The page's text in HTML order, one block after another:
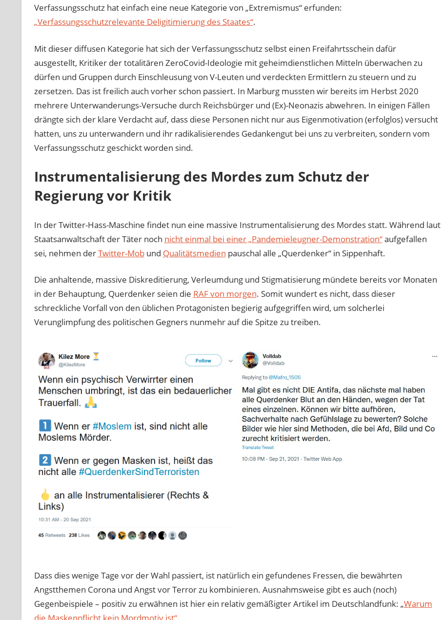
Verfassungsschutz hat einfach eine neue Kategorie von „Extremismus“ erfunden:
„Verfassungsschutzrelevante Deligitimierung des Staates“.
Mit dieser diffusen Kategorie hat sich der Verfassungsschutz selbst einen Freifahrtsschein dafür
ausgestellt, Kritiker der totalitären ZeroCovid-Ideologie mit geheimdienstlichen Mitteln überwachen zu
dürfen und Gruppen durch Einschleusung von V-Leuten und verdeckten Ermittlern zu steuern und zu
zersetzen. Das ist freilich auch vorher schon passiert. In Marburg mussten wir bereits im Herbst 2020
mehrere Unterwanderungs-Versuche durch Reichsbürger und (Ex)-Neonazis abwehren. In einigen Fällen
drängte sich der klare Verdacht auf, dass diese Personen nicht nur aus Eigenmotivation (erfolglos) versucht
hatten, uns zu unterwandern und ihr radikalisierendes Gedankengut bei uns zu verbreiten, sondern vom
Verfassungsschutz geschickt worden sind.
Instrumentalisierung des Mordes zum Schutz der
Regierung vor Kritik
In der Twitter-Hass-Maschine findet nun eine massive Instrumentalisierung des Mordes statt. Während laut
Staatsanwaltschaft der Täter noch nicht einmal bei einer „Pandemieleugner-Demonstration“aufgefallen
sei, nehmen derTwitter-Mobund Qualitätsmedien pauschal alle „Querdenker“ in Sippenhaft.
Die anhaltende, massive Diskreditierung, Verleumdung und Stigmatisierung mündete bereits vor Monaten
in der Behauptung, Querdenker seien die RAF von morgen. Somit wundert es nicht, dass dieser
schreckliche Vorfall von den üblichen Protagonisten begierig aufgegriffen wird, um solcherlei
Verunglimpfung des politischen Gegners nunmehr auf die Spitze zu treiben.
Dass dies wenige Tage vor der Wahl passiert, ist natürlich ein gefundenes Fressen, die bewährten
Angstthemen Corona und Angst vor Terror zu kombinieren. Ausnahmsweise gibt es auch (noch)
Gegenbeispiele – positiv zu erwähnen ist hier ein relativ gemäßigter Artikel im Deutschlandfunk: „Warum